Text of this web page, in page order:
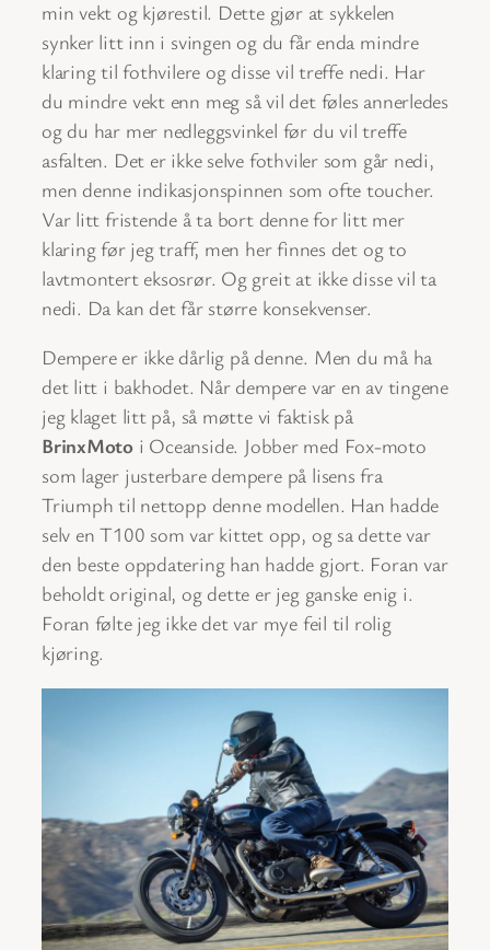
min vekt og kjørestil. Dette gjør at sykkelen
synker litt inn i svingen og du får enda mindre
klaring til fothvilere og disse vil treffe nedi. Har
du mindre vekt enn meg så vil det føles annerledes
og du har mer nedleggsvinkel før du vil treffe
asfalten. Det er ikke selve fothviler som går nedi,
men denne indikasjonspinnen som ofte toucher.
Var litt fristende å ta bort denne for litt mer
klaring før jeg traff, men her finnes det og to
lavtmontert eksosrør. Og greit at ikke disse vil ta
nedi. Da kan det får større konsekvenser.
Dempere er ikke dårlig på denne. Men du må ha
det litt i bakhodet. Når dempere var en av tingene
jeg klaget litt på, så møtte vi faktisk på
BrinxMoto i Oceanside. Jobber med Fox-moto
som lager justerbare dempere på lisens fra
Triumph til nettopp denne modellen. Han hadde
selv en T100 som var kittet opp, og sa dette var
den beste oppdatering han hadde gjort. Foran var
beholdt original, og dette er jeg ganske enig i.
Foran følte jeg ikke det var mye feil til rolig
kjøring.